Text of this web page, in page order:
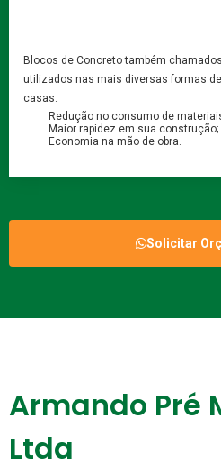
Blocos de Concreto também
utilizados nas mais diversas formas
casas.
Redução no consumo de
Maior rapidez em sua construção;
Economia na mão de obra.
Solicitar
Armando Pré
Ltda